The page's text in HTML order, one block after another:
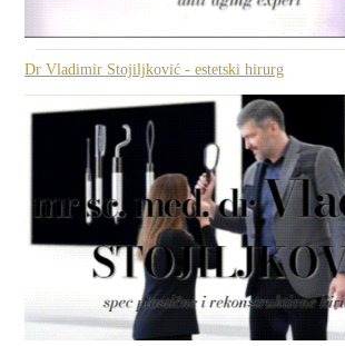
Dr Vladimir Stojiljković - estetski hirurg